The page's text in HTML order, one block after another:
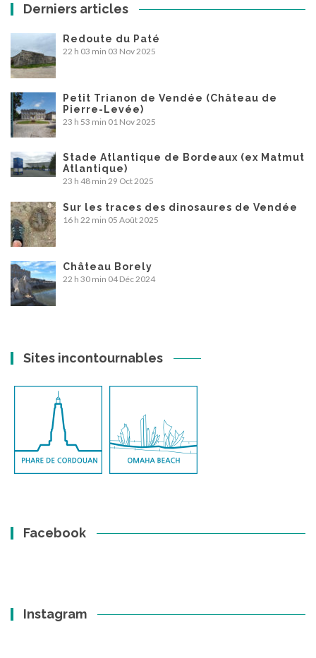
Derniers articles
Redoute du Paté
22 h 03 min 03 Nov 2025
Petit Trianon de Vendée (Château de
Pierre-Levée)
23 h 53 min 01 Nov 2025
Stade Atlantique de Bordeaux (ex Matmut
Atlantique)
23 h 48 min 29 Oct 2025
Sur les traces des dinosaures de Vendée
16 h 22 min 05 Août 2025
Château Borely
22 h 30 min 04 Déc 2024
Sites incontournables
Facebook
Instagram